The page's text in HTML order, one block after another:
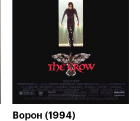
Ворон (1994)